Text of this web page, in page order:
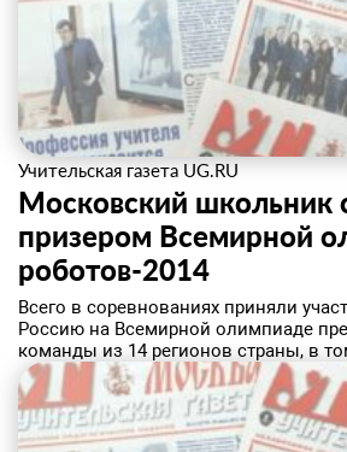
Учительская газета UG.RU
Московский школьник
призером Всемирной
роботов-2014
Всего в соревнованиях приняли
Россию на Всемирной олимпиаде
команды из 14 регионов страны, в